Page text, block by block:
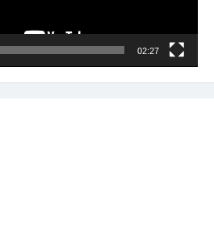
02:27